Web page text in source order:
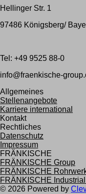
Hellinger Str. 1
97486 Königsberg/
Tel: +49 9525 88-0
info@fraenkische-
Allgemeines
Stellenangebote
Karriere international
Kontakt
Rechtliches
Datenschutz
Impressum
FRÄNKISCHE
FRÄNKISCHE Group
FRÄNKISCHE
FRÄNKISCHE
© 2026 Powered by